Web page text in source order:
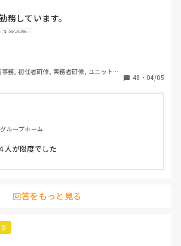
務しています。
い日があるため、今度1日に10人入れて
から1人助っ人つけるので5人入れて下さ
きりの方ですよ。ありえますか？
入浴介助
務, 初任者研修, 実務者研修, ユニット型
48 ・ 04/05
ループホーム
人が限度でした
回答をもっと見る